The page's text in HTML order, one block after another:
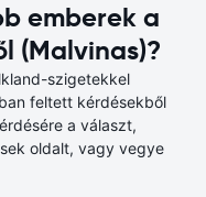
emberek a
(Malvinas)?
szigetekkel
feltett kérdésekből
a választ,
oldalt, vagy vegye